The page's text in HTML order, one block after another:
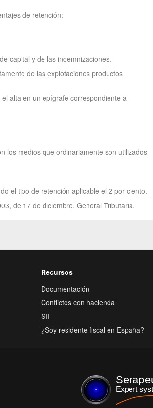
de retención:
capital y de las indemnizaciones.
de las explotaciones productos
alta en un epígrafe correspondiente a
los medios que ordinariamente son utilizados
el tipo de retención aplicable el 2 por ciento.
de 17 de diciembre, General Tributaria.
Recursos
Documentación
Conflictos con hacienda
SII
¿Soy residente fiscal en España?